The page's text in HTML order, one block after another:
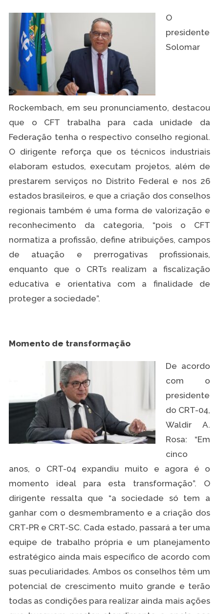
O
presidente
Solomar
Rockembach, em seu pronunciamento, destacou
que o CFT trabalha para cada unidade da
Federação tenha o respectivo conselho regional.
O dirigente reforça que os técnicos industriais
elaboram estudos, executam projetos, além de
prestarem serviços no Distrito Federal e nos 26
estados brasileiros, e que a criação dos conselhos
regionais também é uma forma de valorização e
reconhecimento da categoria, “pois o CFT
normatiza a profissão, define atribuições, campos
de atuação e prerrogativas profissionais,
enquanto que o CRTs realizam a fiscalização
educativa e orientativa com a finalidade de
proteger a sociedade”.
Momento de transformação
De acordo
com o
presidente
do CRT-04,
Waldir A.
Rosa: “Em
cinco
anos, o CRT-04 expandiu muito e agora é o
momento ideal para esta transformação”. O
dirigente ressalta que “a sociedade só tem a
ganhar com o desmembramento e a criação dos
CRT-PR e CRT-SC. Cada estado, passará a ter uma
equipe de trabalho própria e um planejamento
estratégico ainda mais específico de acordo com
suas peculiaridades. Ambos os conselhos têm um
potencial de crescimento muito grande e terão
todas as condições para realizar ainda mais ações